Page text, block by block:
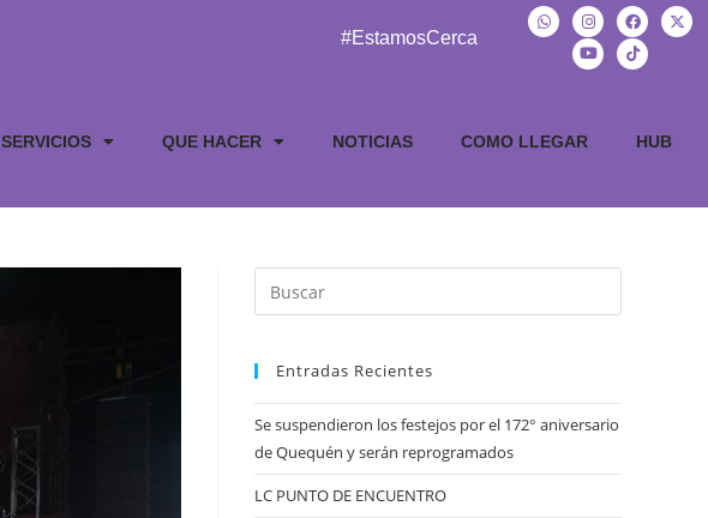
#EstamosCerca
SERVICIOS QUE HACER NOTICIAS COMO LLEGAR HUB
Entradas Recientes
Se suspendieron los festejos por el 172° aniversario
de Quequén y serán reprogramados
LC PUNTO DE ENCUENTRO